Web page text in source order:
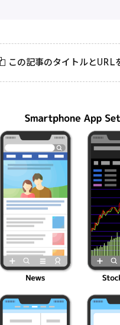
絶対に知って
モンスト攻
ク10選
この記事のタイトルとURL